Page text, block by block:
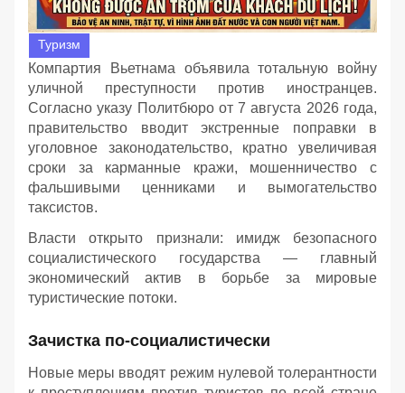
Туризм
Компартия Вьетнама объявила тотальную войну
уличной преступности против иностранцев.
Согласно указу Политбюро от 7 августа 2026 года,
правительство вводит экстренные поправки в
уголовное законодательство, кратно увеличивая
сроки за карманные кражи, мошенничество с
фальшивыми ценниками и вымогательство
таксистов.
Власти открыто признали: имидж безопасного
социалистического государства — главный
экономический актив в борьбе за мировые
туристические потоки.
Зачистка по-социалистически
Новые меры вводят режим нулевой толерантности